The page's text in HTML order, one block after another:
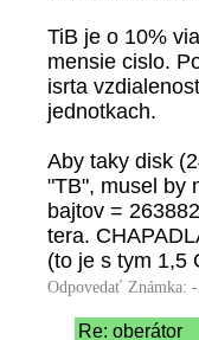
TiB je o 10%
mensie cislo.
isrta
jednotkach.
Aby taky disk
"TB", musel by
bajtov =
tera.
(to je s tym 1,5
Odpovedať Známka:
Re: oberátor